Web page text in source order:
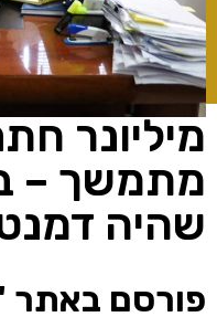
מיליונר
מתמשך –
שהיה
פורסם באתר